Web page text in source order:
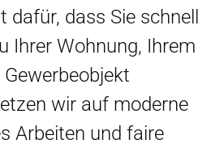
dass Sie schnell
Ihrer Wohnung, Ihrem
wir auf moderne
Arbeiten und faire